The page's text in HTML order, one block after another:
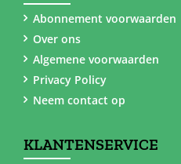
Abonnement voorwaarden
Over ons
Algemene voorwaarden
Privacy Policy
Neem contact op
KLANTENSERVICE